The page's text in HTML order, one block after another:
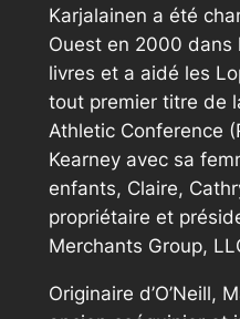
Karjalainen a été
Ouest en 2000 dans
livres et a aidé les
tout premier titre de
Athletic Conference
Kearney avec sa
enfants, Claire,
propriétaire et
Merchants Group,
Originaire d’O’Neill,